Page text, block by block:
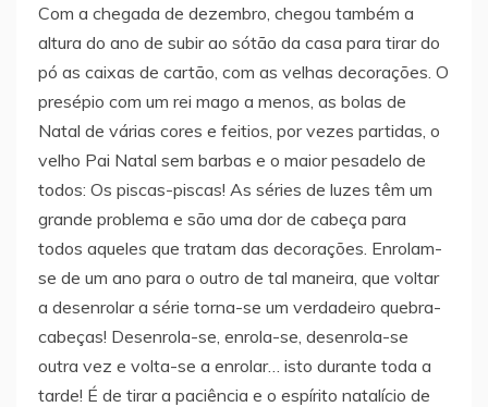
Com a chegada de dezembro, chegou também a
altura do ano de subir ao sótão da casa para tirar do
pó as caixas de cartão, com as velhas decorações. O
presépio com um rei mago a menos, as bolas de
Natal de várias cores e feitios, por vezes partidas, o
velho Pai Natal sem barbas e o maior pesadelo de
todos: Os piscas-piscas! As séries de luzes têm um
grande problema e são uma dor de cabeça para
todos aqueles que tratam das decorações. Enrolam-
se de um ano para o outro de tal maneira, que voltar
a desenrolar a série torna-se um verdadeiro quebra-
cabeças! Desenrola-se, enrola-se, desenrola-se
outra vez e volta-se a enrolar… isto durante toda a
tarde! É de tirar a paciência e o espírito natalício de